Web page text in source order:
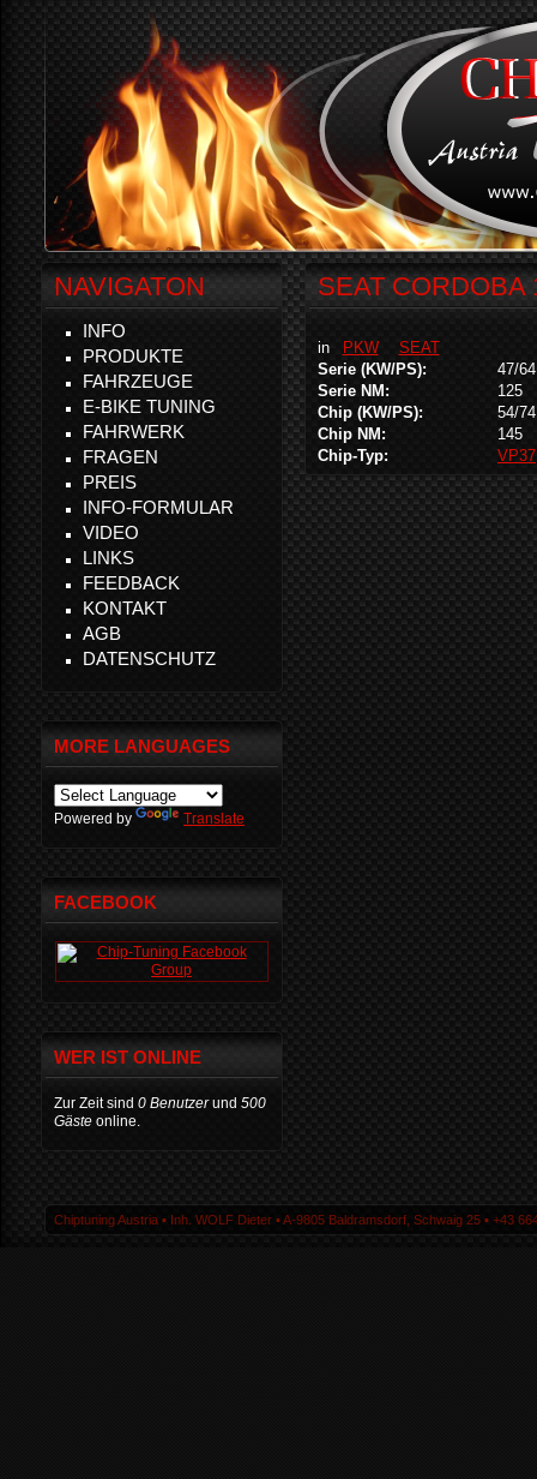
SEAT CORDOBA
in PKW
SEAT
Serie (KW/PS):
47/64
Serie NM:
125
Chip (KW/PS):
54/74
Chip NM:
145
Chip-Typ:
VP37
NAVIGATON
INFO
PRODUKTE
FAHRZEUGE
E-BIKE TUNING
FAHRWERK
FRAGEN
PREIS
INFO-FORMULAR
VIDEO
LINKS
FEEDBACK
KONTAKT
AGB
DATENSCHUTZ
MORE LANGUAGES
Powered by Translate
FACEBOOK
WER IST ONLINE
Zur Zeit sind 0 Benutzerund 500
Gäste online.
Chiptuning Austria ▪ Inh. WOLF Dieter ▪ A-9805 Baldramsdorf, Schwaig 25 ▪ +43